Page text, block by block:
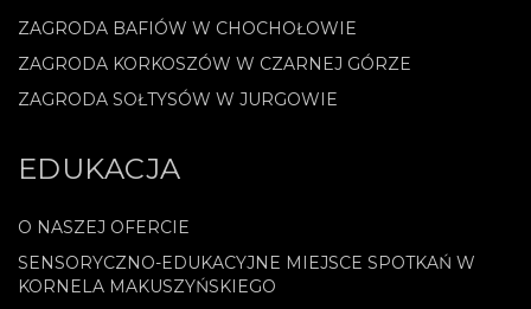
ZAGRODA BAFIÓW W CHOCHOŁOWIE
ZAGRODA KORKOSZÓW W CZARNEJ GÓRZE
ZAGRODA SOŁTYSÓW W JURGOWIE
EDUKACJA
O NASZEJ OFERCIE
SENSORYCZNO-EDUKACYJNE MIEJSCE SPOTKAŃ W
KORNELA MAKUSZYŃSKIEGO